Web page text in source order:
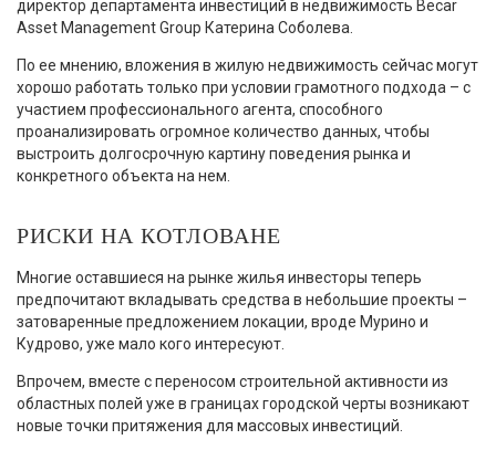
директор департамента инвестиций в недвижимость Becar
Asset Management Group Катерина Соболева.
По ее мнению, вложения в жилую недвижимость сейчас могут
хорошо работать только при условии грамотного подхода – с
участием профессионального агента, способного
проанализировать огромное количество данных, чтобы
выстроить долгосрочную картину поведения рынка и
конкретного объекта на нем.
РИСКИ НА КОТЛОВАНЕ
Многие оставшиеся на рынке жилья инвесторы теперь
предпочитают вкладывать средства в небольшие проекты –
затоваренные предложением локации, вроде Мурино и
Кудрово, уже мало кого интересуют.
Впрочем, вместе с переносом строительной активности из
областных полей уже в границах городской черты возникают
новые точки притяжения для массовых инвестиций.